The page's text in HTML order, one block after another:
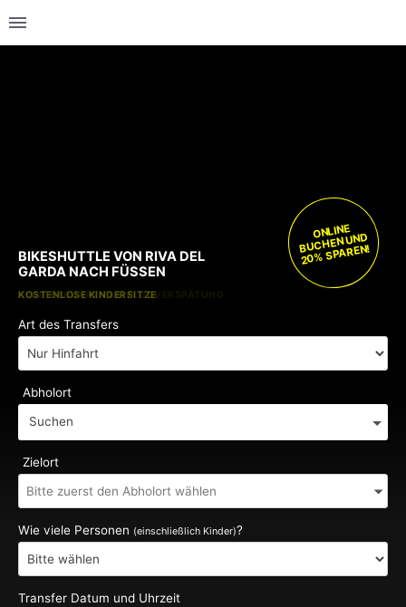
KOSTENLOSE KINDERSITZE
KEINE GEBÜHREN BEI FLUGVERSPÄTUNG
BIKESHUTTLE VON RIVA DEL
GARDA NACH FÜSSEN
ONLINE
BUCHEN UND
20% SPAREN!
Art des Transfers
Abholort
Suchen
Zielort
Wie viele Personen (einschließlich Kinder)?
Transfer Datum und Uhrzeit